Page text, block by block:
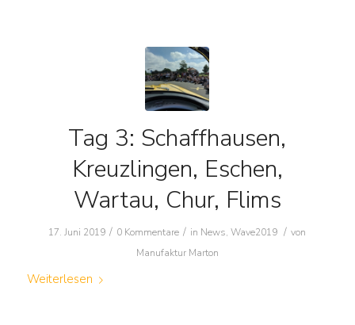
Tag 3: Schaffhausen,
Kreuzlingen, Eschen,
Wartau, Chur, Flims
17. Juni 2019 / 0 Kommentare / in News,Wave2019 / von
Manufaktur Marton
Weiterlesen